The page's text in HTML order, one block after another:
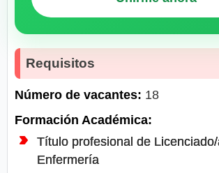
Requisitos
Número de vacantes: 18
Formación Académica:
Título profesional de
Enfermería